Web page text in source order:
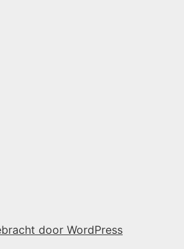
door WordPress